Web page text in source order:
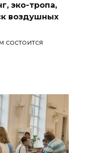
эко-тропа,
воздушных
состоится